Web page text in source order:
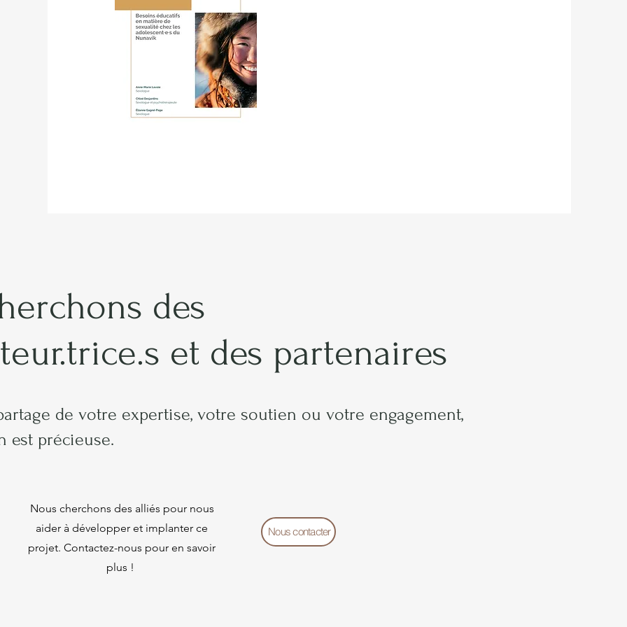
des
et des partenaires
de votre expertise, votre soutien ou votre engagement,
est précieuse.
Nous cherchons des alliés pour nous
aider à développer et implanter ce
projet. Contactez-nous pour en savoir
plus !
Nous contacter